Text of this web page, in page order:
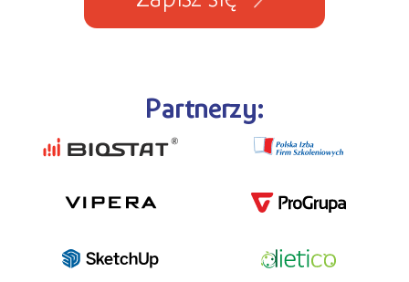
Partnerzy: